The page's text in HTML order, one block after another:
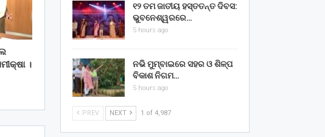
।
୧୨ ତମ ଜାତୀୟ ହସ୍ତତନ୍ତ ଦିବସ:
ଭୁବନେଶ୍ୱରରେ…
5 hours ago
ନଭି ମୁମ୍ବାଇରେ ସହର ଓ ଶିଳ୍ପ
ବିକାଶ ନିଗମ…
5 hours ago
PREV NEXT 1 of 4,987